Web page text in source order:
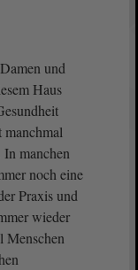
und
Haus
manchmal
In manchen
noch eine
Praxis und
wieder
Menschen